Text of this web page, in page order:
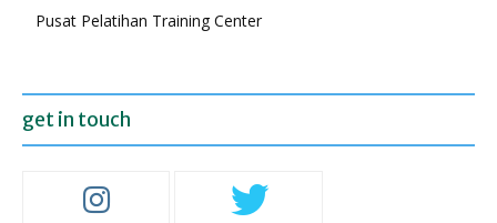
Pusat Pelatihan Training Center
get in touch